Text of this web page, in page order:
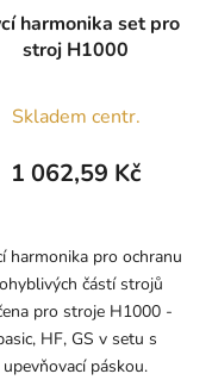
harmonika set pro
stroj H1000
Skladem centr.
1 062,59 Kč
harmonika pro ochranu
částí strojů
pro stroje H1000 -
HF, GS v setu s
upevňovací páskou.